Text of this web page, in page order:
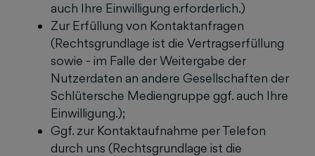
auch Ihre Einwilligung erforderlich.)
Zur Erfüllung von Kontaktanfragen
(Rechtsgrundlage ist die Vertragserfüllung
sowie - im Falle der Weitergabe der
Nutzerdaten an andere Gesellschaften der
Schlütersche Mediengruppe ggf. auch Ihre
Einwilligung.);
Ggf. zur Kontaktaufnahme per Telefon
durch uns (Rechtsgrundlage ist die